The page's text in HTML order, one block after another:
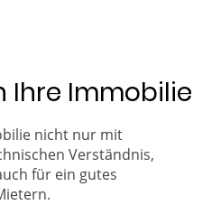
Ihre Immobilie
nicht nur mit
Verständnis,
für ein gutes